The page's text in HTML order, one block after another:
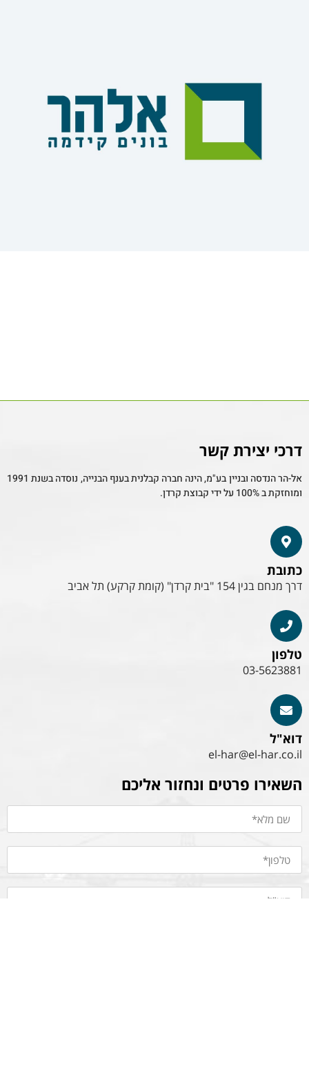
דרכי יצירת קשר
אל-הר הנדסה ובניין בע"מ, הינה חברה קבלנית בענף הבנייה, נוסדה בשנת 1991
ומוחזקת ב 100% על ידי קבוצת קרדן.
כתובת
דרך מנחם בגין 154 "בית קרדן" (קומת קרקע) תל אביב
טלפון
03-5623881
דוא"ל
el-har@el-har.co.il
השאירו פרטים ונחזור אליכם